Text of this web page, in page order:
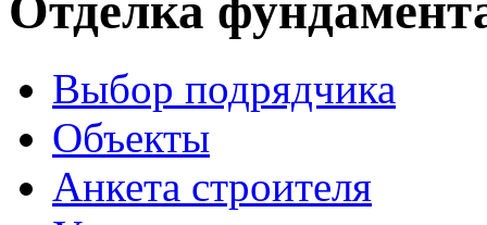
Отделка
Выбор подрядчика
Объекты
Анкета строителя